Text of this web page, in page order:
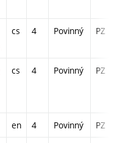
cs 4 Povinný PZ
cs 4 Povinný PZ
en 4 Povinný PZ